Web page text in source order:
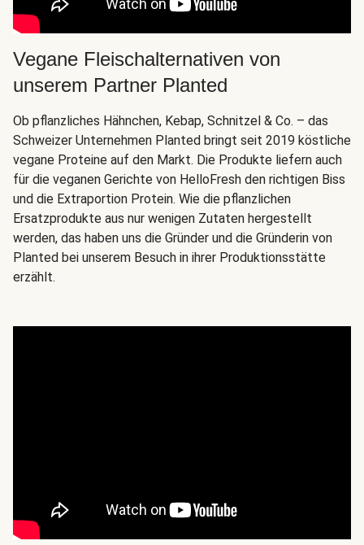
Vegane Fleischalternativen von
unserem Partner Planted
Ob pflanzliches Hähnchen, Kebap, Schnitzel & Co. – das
Schweizer Unternehmen Planted bringt seit 2019 köstliche
vegane Proteine auf den Markt. Die Produkte liefern auch
für die veganen Gerichte von HelloFresh den richtigen Biss
und die Extraportion Protein. Wie die pflanzlichen
Ersatzprodukte aus nur wenigen Zutaten hergestellt
werden, das haben uns die Gründer und die Gründerin von
Planted bei unserem Besuch in ihrer Produktionsstätte
erzählt.